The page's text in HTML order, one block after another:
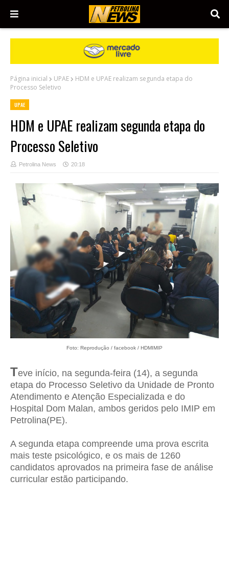
Página inicial UPAE
HDM e UPAE realizam segunda etapa do
Processo Seletivo
UPAE
HDM e UPAE realizam segunda etapa do
Processo Seletivo
Petrolina News 20:18
Foto: Reprodução / facebook / HDMIMIP
Teve início, na segunda-feira (14), a segunda
etapa do Processo Seletivo da Unidade de Pronto
Atendimento e Atenção Especializada e do
Hospital Dom Malan, ambos geridos pelo IMIP em
Petrolina(PE).
A segunda etapa compreende uma prova escrita
mais teste psicológico, e os mais de 1260
candidatos aprovados na primeira fase de análise
curricular estão participando.